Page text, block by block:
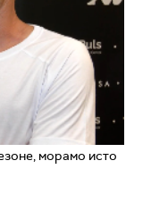
морамо исто